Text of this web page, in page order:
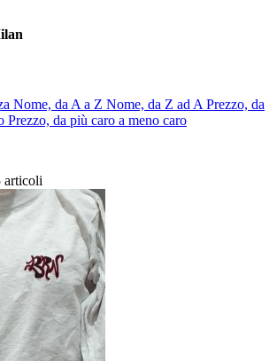
Nome, da A a Z Nome, da Z ad APrezzo, da
Prezzo, da più caro a meno caro
articoli